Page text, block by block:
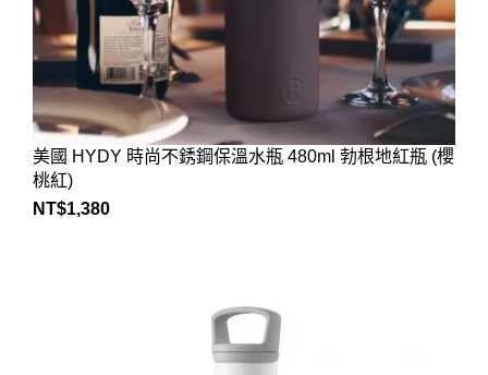
美國 HYDY 時尚不銹鋼保溫水瓶 480ml 勃根地紅瓶 (櫻
桃紅)
NT$1,380